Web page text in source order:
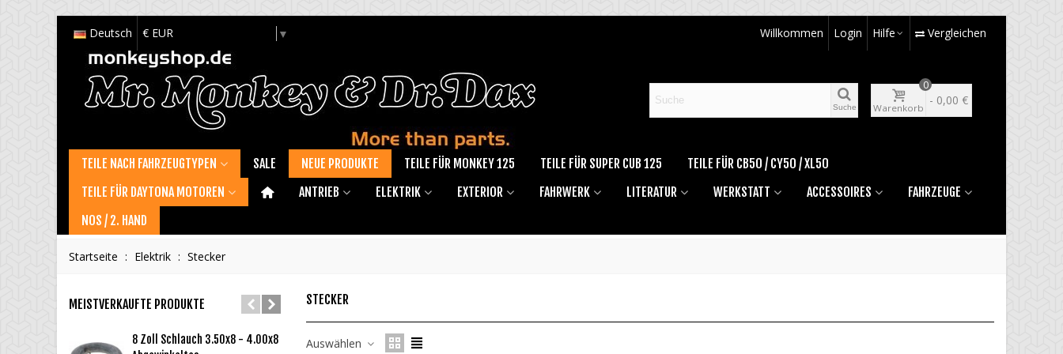
Deutsch € EUR ▼ Willkommen Login Hilfe Vergleichen
Suche Warenkorb
0
- 0,00 €
TEILE NACH FAHRZEUGTYPEN SALE NEUE PRODUKTE TEILE FÜR MONKEY 125 TEILE FÜR SUPER CUB 125
TEILE FÜR CB50 / CY50 / XL50
TEILE FÜR DAYTONA MOTOREN
ANTRIEB ELEKTRIK EXTERIOR FAHRWERK LITERATUR WERKSTATT ACCESSOIRES
FAHRZEUGE
NOS / 2. HAND
Startseite : Elektrik : Stecker
MEISTVERKAUFTE PRODUKTE
8 Zoll Schlauch 3.50x8 - 4.00x8
Öltemperatur Anzeige Aluminium
STECKER
Auswählen